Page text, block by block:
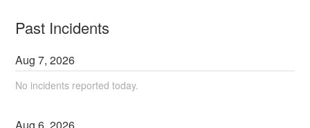
Past Incidents
Aug7,2026
No incidents reported today.
Aug6,2026